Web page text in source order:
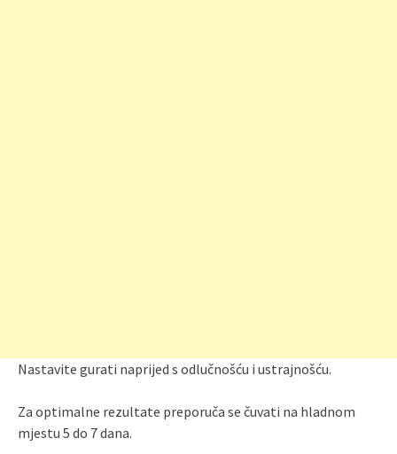
Nastavite gurati naprijed s odlučnošću i ustrajnošću.
Za optimalne rezultate preporuča se čuvati na hladnom
mjestu 5 do 7 dana.